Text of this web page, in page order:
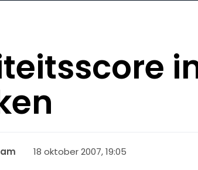
18 oktober 2007, 19:05